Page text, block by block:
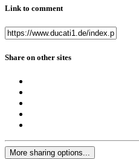
Link to comment
Share on other sites
More sharing options...